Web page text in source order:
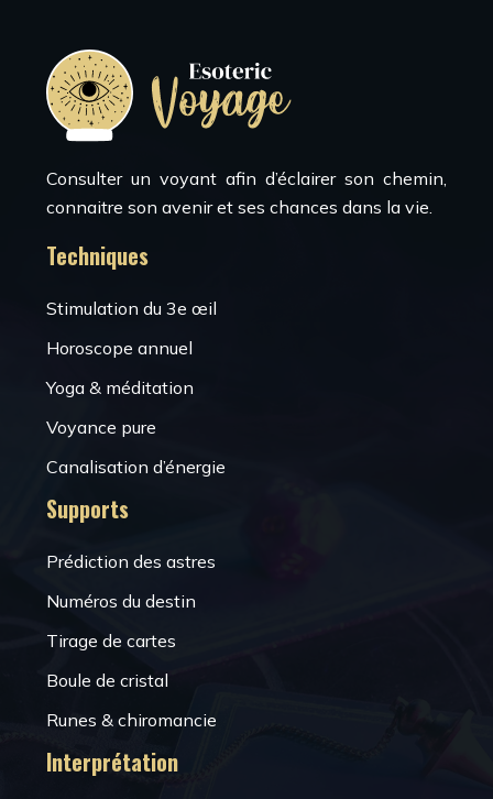
Consulter un voyant afin d’éclairer son chemin,
connaitre son avenir et ses chances dans la vie.
Techniques
Stimulation du 3e œil
Horoscope annuel
Yoga & méditation
Voyance pure
Canalisation d’énergie
Supports
Prédiction des astres
Numéros du destin
Tirage de cartes
Boule de cristal
Runes & chiromancie
Interprétation